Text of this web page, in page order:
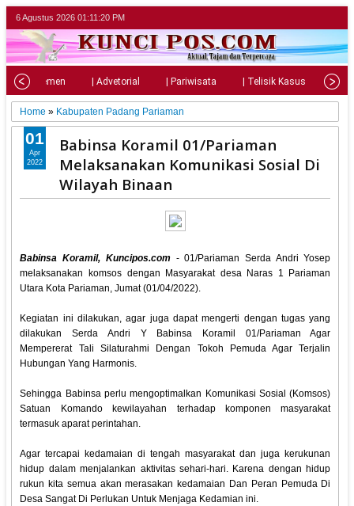
6 Agustus 2026 01:11:22 PM
| Parlemen | Advetorial | Pariwisata | Telisik Kasus |
Home » Kabupaten Padang Pariaman
Babinsa Koramil 01/Pariaman
Melaksanakan Komunikasi Sosial Di
Wilayah Binaan
Babinsa Koramil, Kuncipos.com- 01/Pariaman Serda Andri Yosep
melaksanakan komsos dengan Masyarakat desa Naras 1 Pariaman
Utara Kota Pariaman, Jumat (01/04/2022).
Kegiatan ini dilakukan, agar juga dapat mengerti dengan tugas yang
dilakukan Serda Andri Y Babinsa Koramil 01/Pariaman Agar
Mempererat Tali Silaturahmi Dengan Tokoh Pemuda Agar Terjalin
Hubungan Yang Harmonis.
Sehingga Babinsa perlu mengoptimalkan Komunikasi Sosial (Komsos)
Satuan Komando kewilayahan terhadap komponen masyarakat
termasuk aparat perintahan.
Agar tercapai kedamaian di tengah masyarakat dan juga kerukunan
hidup dalam menjalankan aktivitas sehari-hari. Karena dengan hidup
rukun kita semua akan merasakan kedamaian Dan Peran Pemuda Di
Desa Sangat Di Perlukan Untuk Menjaga Kedamian ini.
01
Apr
2022